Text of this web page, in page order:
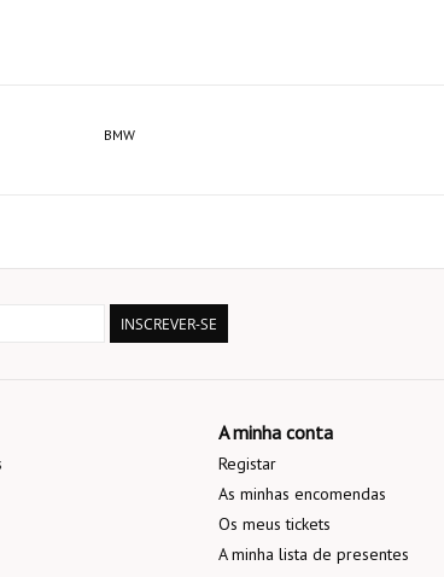
BMW
INSCREVER-SE
A minha conta
Registar
As minhas encomendas
Os meus tickets
A minha lista de presentes